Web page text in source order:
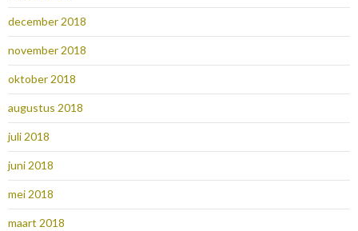
december 2018
november 2018
oktober 2018
augustus 2018
juli 2018
juni 2018
mei 2018
maart 2018